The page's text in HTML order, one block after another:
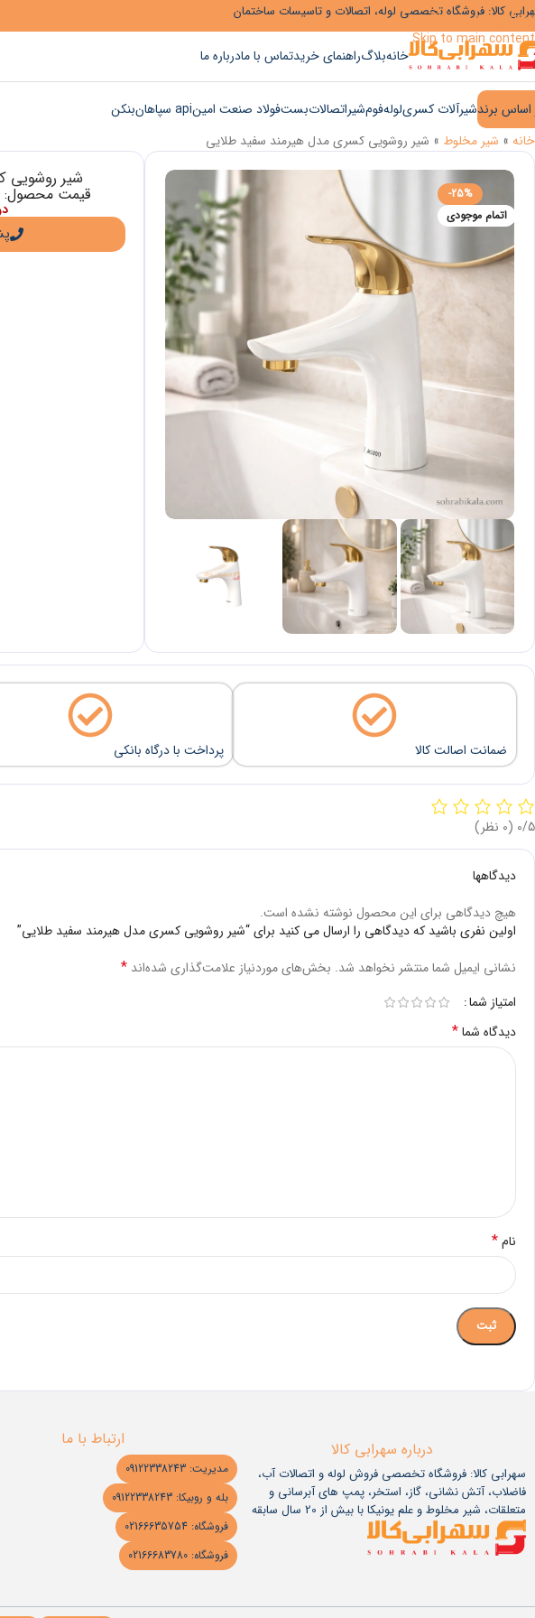
Skip to navigation
Skip to main content
کالا: فروشگاه تخصصی لوله، اتصالات و تاسیسات ساختمان
خانهبلاگراهنمای خریدتماس با مادرباره ما
اساس برندشیرآلات کسریلولهفومشیراتصالاتبستفولاد صنعت امینapi سپاهان
بنکن
خانه » شیر مخلوط » شیر روشویی کسری مدل هیرمند سفید طلایی
شیر روشویی
قیمت محصول:
-25%
اتمام موجودی
ضمانت اصالت کالا پرداخت با درگاه بانکی
‫0/5 ‫(0 نظر)
دیدگاهها
هیچ دیدگاهی برای این محصول نوشته نشده است.
اولین نفری باشید که دیدگاهی را ارسال می کنید برای “شیر روشویی کسری مدل هیرمند سفید طلایی”
نشانی ایمیل شما منتشر نخواهد شد. بخش‌های موردنیاز علامت‌گذاری شده‌اند *
امتیاز شما
دیدگاه شما*
نام*
درباره سهرابی کالا
سهرابی کالا: فروشگاه تخصصی فروش لوله و اتصالات آب،
فاضلاب، آتش نشانی، گاز، استخر، پمپ های آبرسانی و
متعلقات، شیر مخلوط و علم یونیکا با بیش از 20 سال سابقه
ارتباط با ما
مدیریت: 09122338243
بله و روبیکا: 09122338243
فروشگاه: 02166635754
فروشگاه: 02166683780